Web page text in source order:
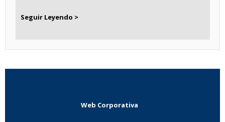
Seguir Leyendo >
Web Corporativa